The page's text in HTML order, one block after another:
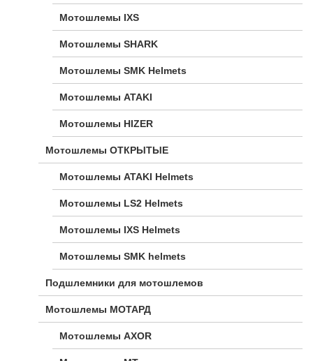
Мотошлемы IXS
Мотошлемы SHARK
Мотошлемы SMK Helmets
Мотошлемы ATAKI
Мотошлемы HIZER
Мотошлемы ОТКРЫТЫЕ
Мотошлемы ATAKI Helmets
Мотошлемы LS2 Helmets
Мотошлемы IXS Helmets
Мотошлемы SMK helmets
Подшлемники для мотошлемов
Мотошлемы МОТАРД
Мотошлемы AXOR